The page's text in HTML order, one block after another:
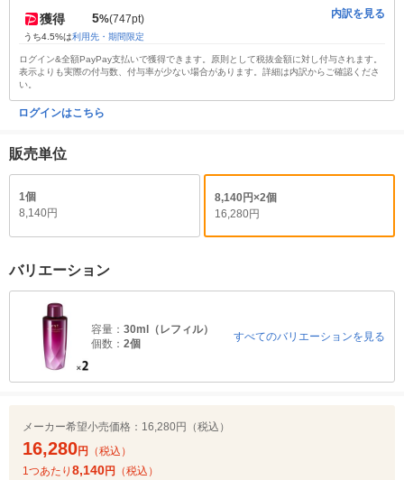
獲得 5%(747pt)
うち4.5%は利用先・期間限定
内訳を見る
ログイン&全額PayPay支払いで獲得できます。原則として税抜金額に対し付与されます。
表示よりも実際の付与数、付与率が少ない場合があります。詳細は内訳からご確認くださ
い。
ログインはこちら
販売単位
1個
8,140円
8,140円×2個
16,280円
バリエーション
容量： 30ml（レフィル）
個数： 2個
すべてのバリエーションを見る
メーカー希望小売価格： 16,280円（税込）
16,280円
（税込）
1つあたり 8,140円 （税込）